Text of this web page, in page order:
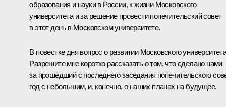
образования и науки в России, к жизни Московского
университета и за решение провести попечительский совет
в этот день в Московском университете.
В повестке дня вопрос о развитии Московского
Разрешите мне коротко рассказать о том, что сделано нами
за прошедший с последнего заседания попечительского
год с небольшим, и, конечно, о наших планах на будущее.